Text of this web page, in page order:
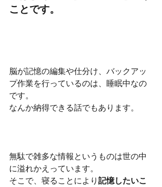
ことです。
脳が記憶の編集や仕分け、バックアッ
プ作業を行っているのは、睡眠中なの
です。
なんか納得できる話でもあります。
無駄で雑多な情報というものは世の中
に溢れかえっています。
そこで、寝ることにより 記憶したいこ